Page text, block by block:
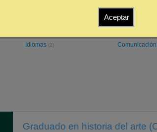
Derecho y
Idiomas (2)
Graduado en historia del arte
Aceptar